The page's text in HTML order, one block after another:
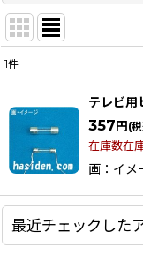
並び順 :
1件
テレビ用
357円 (
在庫数在
画：イ
最近チェックした